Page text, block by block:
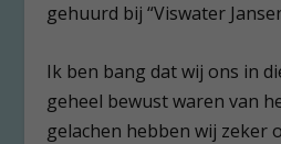
gehuurd bij “Viswater
Ik ben bang dat wij ons in
geheel bewust waren van
gelachen hebben wij zeker